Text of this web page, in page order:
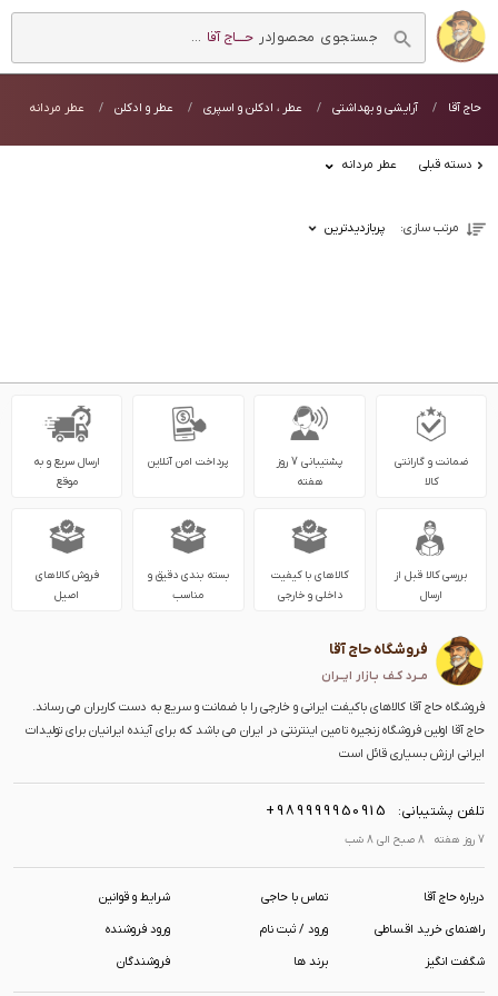
در حــــاج آقا ...
حاج آقا آرایشی و بهداشتی عطر ، ادکلن و اسپری عطر و ادکلن عطر مردانه
دسته قبلی عطر مردانه
مرتب سازی: پربازدیدترین
ضمانت و گارانتی
کالا
پشتیبانی 7 روز
هفته
پرداخت امن آنلاین
ارسال سریع و به
موقع
بررسی کالا قبل از
ارسال
کالاهای با کیفیت
داخلی و خارجی
بسته بندی دقیق و
مناسب
فروش کالاهای
اصیل
فروشگاه حاج آقا
مــرد کـف بـازار ایــران
فروشگاه حاج آقا کالاهای باکیفت ایرانی و خارجی را با ضمانت و سریع به دست کاربران می رساند.
حاج آقا اولین فروشگاه زنجیره تامین اینترنتی در ایران می باشد که برای آینده ایرانیان برای تولیدات
ایرانی ارزش بسیاری قائل است
تلفن پشتیبانی: +989999950915
7 روز هفته 8 صبح الی 8 شب
درباره حاج آقا تماس با حاجی شرایط و قوانین
راهنمای خرید اقساطی ورود / ثبت نام ورود فروشنده
شگفت انگیز برند ها فروشندگان